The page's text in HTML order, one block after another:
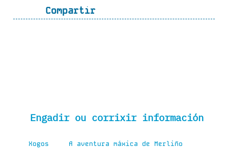
Compartir
Engadir ou corrixir información
Xogos A aventura máxica de Merliño